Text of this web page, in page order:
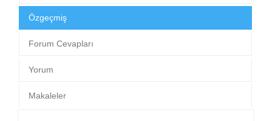
Özgeçmiş
Forum Cevapları
Yorum
Makaleler